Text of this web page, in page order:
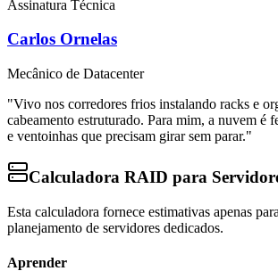
Assinatura Técnica
Carlos Ornelas
Mecânico de Datacenter
"Vivo nos corredores frios instalando racks e
cabeamento estruturado. Para mim, a nuvem é
e ventoinhas que precisam girar sem parar."
Calculadora RAID para
Esta calculadora fornece estimativas apenas
planejamento de servidores dedicados.
Aprender